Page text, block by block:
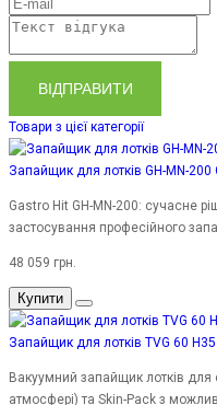
ВІДПРАВИТИ
Товари з цієї категорії
Запайщик для лотків GH-MN-200
Gastro Hit GH-MN-200: сучасне
застосування професійного
48 059 грн.
Купити
Запайщик для лотків TVG 60 H35
Вакуумний запайщик лотків
атмосфері) та Skin-Pack з можлив..